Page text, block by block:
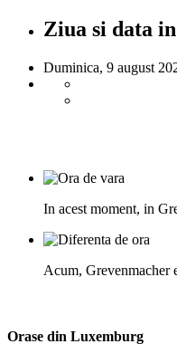
Ziua si data
Duminica, 9 august
In acest moment, in
Acum, Grevenmacher
Orase din Luxemburg